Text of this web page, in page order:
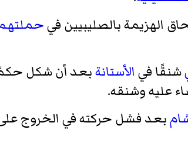
الهزيمة بالصليبيين في
شنقًا في الأستانةبعد أن شكل
عليه وشنقه.
بعد فشل حركته في الخروج